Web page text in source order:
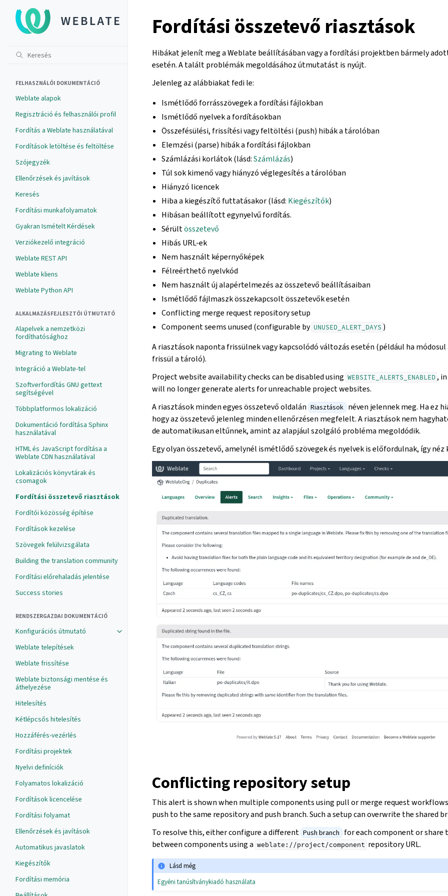
FELHASZNÁLÓI DOKUMENTÁCIÓ
Weblate alapok
Regisztráció és felhasználói profil
Fordítás a Weblate használatával
Fordítások letöltése és feltöltése
Szójegyzék
Ellenőrzések és javítások
Keresés
Fordítási munkafolyamatok
Gyakran Ismételt Kérdések
Verziókezelő integráció
Weblate REST API
Weblate kliens
Weblate Python API
ALKALMAZÁSFEJLESZTŐI ÚTMUTATÓ
Alapelvek a nemzetközi
fordíthatósághoz
Migrating to Weblate
Integráció a Weblate-tel
Szoftverfordítás GNU gettext
segítségével
Többplatformos lokalizáció
Dokumentáció fordítása Sphinx
használatával
HTML és JavaScript fordítása a
Weblate CDN használatával
Lokalizációs könyvtárak és
csomagok
Fordítási összetevő riasztások
Fordítói közösség építése
Fordítások kezelése
Szövegek felülvizsgálata
Building the translation community
Fordítási előrehaladás jelentése
Success stories
RENDSZERGAZDAI DOKUMENTÁCIÓ
Konfigurációs útmutató
Weblate telepítések
Weblate frissítése
Weblate biztonsági mentése és
áthelyezése
Hitelesítés
Kétlépcsős hitelesítés
Hozzáférés-vezérlés
Fordítási projektek
Nyelvi definíciók
Folyamatos lokalizáció
Fordítások licencelése
Fordítási folyamat
Ellenőrzések és javítások
Automatikus javaslatok
Kiegészítők
Fordítási memória
Fordítási összetevő riasztások
Hibákat jelenít meg a Weblate beállításában vagy a fordítási projektben bármely
esetén. A talált problémák megoldásához útmutatást is nyújt.
Jelenleg az alábbiakat fedi le:
Ismétlődő forrásszövegek a fordítási fájlokban
Ismétlődő nyelvek a fordításokban
Összefésülési, frissítési vagy feltöltési (push) hibák a tárolóban
Elemzési (parse) hibák a fordítási fájlokban
Számlázási korlátok (lásd:Számlázás)
Túl sok kimenő vagy hiányzó véglegesítés a tárolóban
Hiányzó licencek
Hiba a kiegészítő futtatásakor (lásd: Kiegészítők)
Hibásan beállított egynyelvű fordítás.
Sérültösszetevő
Hibás URL-ek
Nem használt képernyőképek
Félreérthető nyelvkód
Nem használt új alapértelmezés az összetevő beállításaiban
Ismétlődő fájlmaszk összekapcsolt összetevők esetén
Conflicting merge request repository setup
Component seems unused (configurable by UNUSED_ALERT_DAYS )
A riasztások naponta frissülnek vagy kapcsolódó változás esetén (például ha
frissül a tároló).
Project website availability checks can be disabled using WEBSITE_ALERTS_ENABLED ,
will no longer generate alerts for unreachable project websites.
A riasztások minden egyes összetevő oldalán Riasztások néven jelennek meg. Ha ez
hogy az összetevő jelenleg minden ellenőrzésen megfelelt. A riasztások nem
de automatikusan eltűnnek, amint az alapjául szolgáló probléma megoldódik.
Egy olyan összetevő, amelynél ismétlődő szövegek és nyelvek is előfordulnak, így néz
Conflicting repository setup
This alert is shown when multiple components using pull or merge request
push to the same repository and push branch. Such a setup can overwrite the shared
To resolve this, either configure a different Push branch for each component or share
between components using a weblate://project/component repository URL.
Lásd még
Egyéni tanúsítványkiadó használata